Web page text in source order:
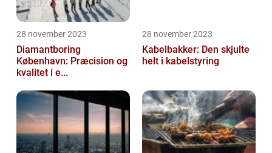
28 november 2023
Diamantboring
København: Præcision og
kvalitet i e...
28 november 2023
Kabelbakker: Den skjulte
helt i kabelstyring